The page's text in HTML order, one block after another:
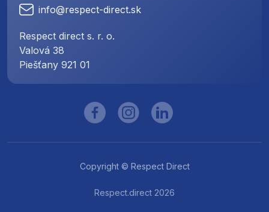
info@respect-direct.sk
Respect direct s. r. o.
Valová 38
Piešťany 921 01
Copyright © Respect Direct
Respect.direct 2026